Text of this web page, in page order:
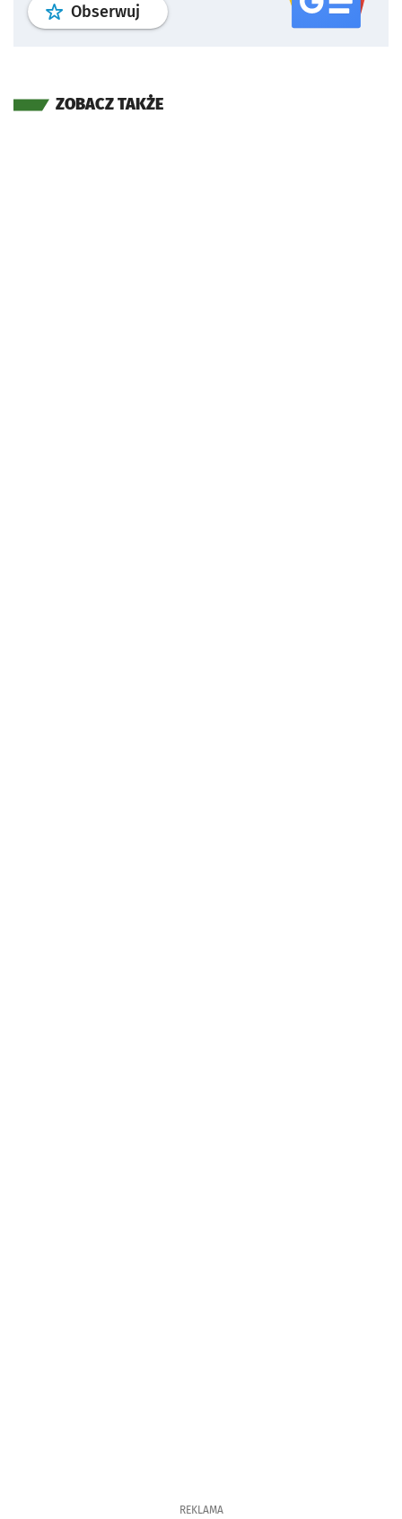
Obserwuj profil serwisu
ZOBACZ TAKŻE
REKLAMA